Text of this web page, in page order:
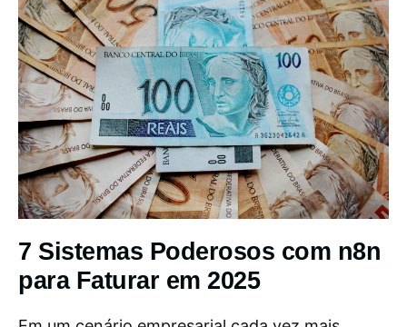
7 Sistemas Poderosos com n8n
para Faturar em 2025